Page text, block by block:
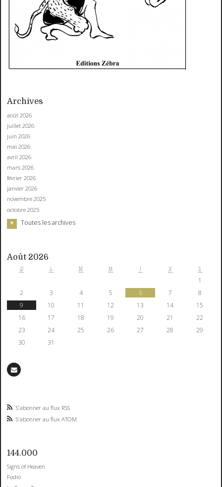
Archives
août 2026
juillet 2026
juin 2026
mai 2026
avril 2026
mars 2026
février 2026
janvier 2026
novembre 2025
octobre 2025
Toutes les archives
Août 2026
D L M M J V S
1
2
3 4 5 6 7
8
9
10 11 12 13 14
15
16
17 18 19 20 21
22
23
24 25 26 27 28
29
30
31
S'abonner au flux RSS
S'abonner au flux ATOM
144.000
Signs of Heaven
Fodio